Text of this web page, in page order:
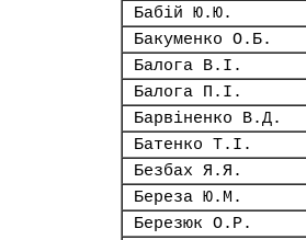
Бабій Ю.Ю.
Бакуменко О.Б.
Балога В.І.
Балога П.І.
Барвіненко В.Д.
Батенко Т.І.
Безбах Я.Я.
Береза Ю.М.
Березюк О.Р.